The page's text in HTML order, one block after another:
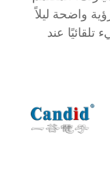
واضحة ليلاً
عند